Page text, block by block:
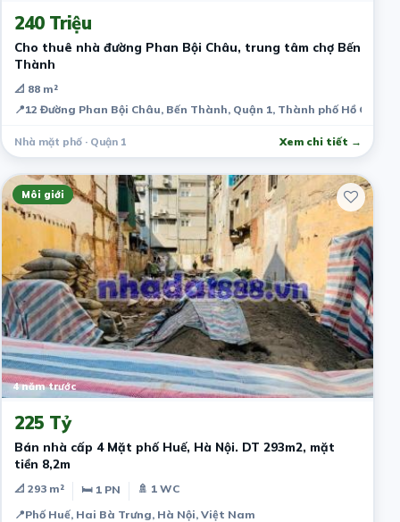
240 Triệu
Cho thuê nhà đường Phan Bội Châu, trung tâm chợ Bến
Thành
📐 88 m²
📍12 Đường Phan Bội Châu, Bến Thành, Quận 1, Thành phố Hồ Chí
Nhà mặt phố · Quận 1 Xem chi tiết →
Môi giới
4 năm trước
225 Tỷ
Bán nhà cấp 4 Mặt phố Huế, Hà Nội. DT 293m2, mặt
tiền 8,2m
📐 293 m² 🛏 1 PN
🚿 1 WC
📍Phố Huế, Hai Bà Trưng, Hà Nội, Việt Nam